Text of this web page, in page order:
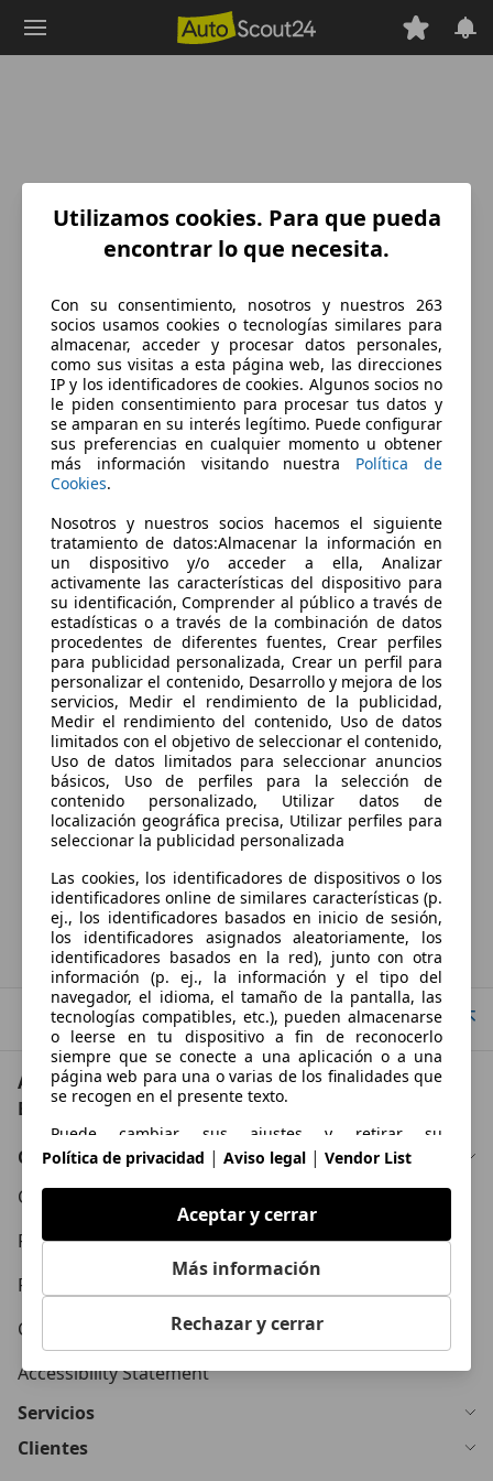
Sorry, something went wrong.
Go to application home
Ir arriba
AutoScout24: el mayor mercado de automoción de
Europa
Conócenos
Condiciones Generales
Política de Privacidad
Política de Cookies
Contacto
Accessibility Statement
Servicios
Clientes
Utilizamos cookies. Para que pueda
encontrar lo que necesita.
Con su consentimiento, nosotros y nuestros 263
socios usamos cookies o tecnologías similares para
almacenar, acceder y procesar datos personales,
como sus visitas a esta página web, las direcciones
IP y los identificadores de cookies. Algunos socios no
le piden consentimiento para procesar tus datos y
se amparan en su interés legítimo. Puede configurar
sus preferencias en cualquier momento u obtener
más información visitando nuestra Política de
Cookies.
Nosotros y nuestros socios hacemos el siguiente
tratamiento de datos:Almacenar la información en
un dispositivo y/o acceder a ella, Analizar
activamente las características del dispositivo para
su identificación, Comprender al público a través de
estadísticas o a través de la combinación de datos
procedentes de diferentes fuentes, Crear perfiles
para publicidad personalizada, Crear un perfil para
personalizar el contenido, Desarrollo y mejora de los
servicios, Medir el rendimiento de la publicidad,
Medir el rendimiento del contenido, Uso de datos
limitados con el objetivo de seleccionar el contenido,
Uso de datos limitados para seleccionar anuncios
básicos, Uso de perfiles para la selección de
contenido personalizado, Utilizar datos de
localización geográfica precisa, Utilizar perfiles para
seleccionar la publicidad personalizada
Las cookies, los identificadores de dispositivos o los
identificadores online de similares características (p.
ej., los identificadores basados en inicio de sesión,
los identificadores asignados aleatoriamente, los
identificadores basados en la red), junto con otra
información (p. ej., la información y el tipo del
navegador, el idioma, el tamaño de la pantalla, las
tecnologías compatibles, etc.), pueden almacenarse
o leerse en tu dispositivo a fin de reconocerlo
siempre que se conecte a una aplicación o a una
página web para una o varias de los finalidades que
se recogen en el presente texto.
Puede cambiar sus ajustes y retirar su
consentimiento en cualquier momento a través del
Gestor de Privacidad en nuestra Política de
privacidad.
Propósitos
identificación mediante análisis de dispositivos
Publicidad y contenido personalizados, medición de
publicidad y contenido, investigación de audiencia y
desarrollo de servicios
Funciones esenciales de la página
Política de privacidad | Aviso legal | Vendor List
Aceptar y cerrar
Más información
Rechazar y cerrar